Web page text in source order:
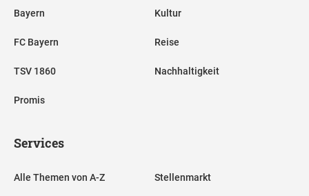
Bayern
FC Bayern
TSV 1860
Promis
Kultur
Reise
Nachhaltigkeit
Services
Alle Themen von A-Z Stellenmarkt